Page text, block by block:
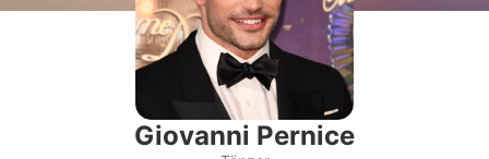
Familie & Liebe
Promiflash Exklusiv
Alle Themen auf Promiflash
Giovanni Pernice